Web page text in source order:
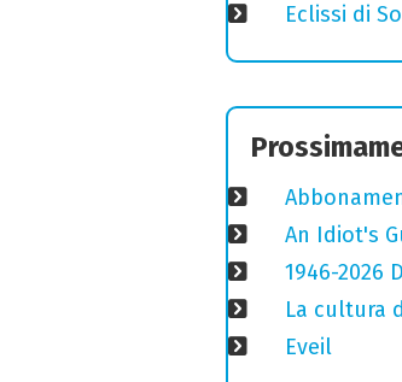
Eclissi di
An Idiot's
1946-2026
La cultura
Eveil